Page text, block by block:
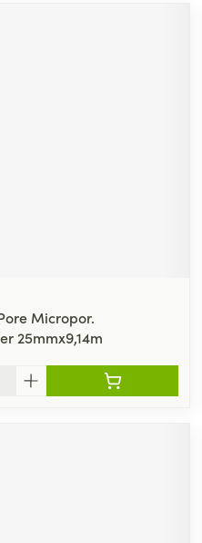
Micropor.
25mmx9,14m